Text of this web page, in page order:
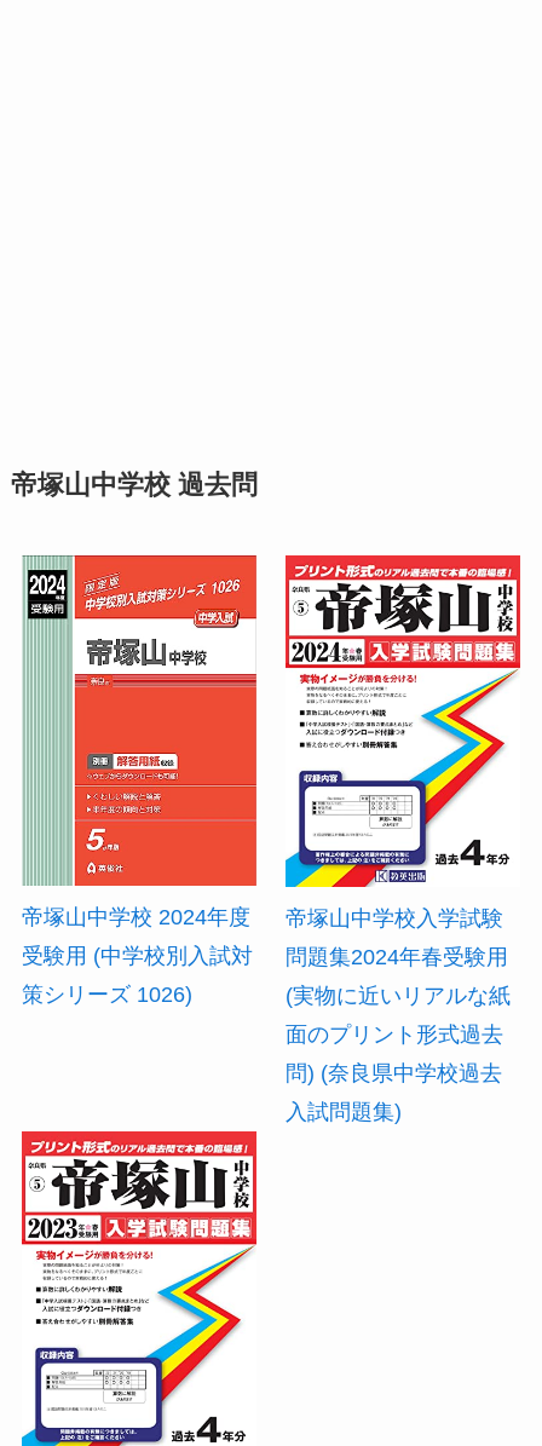
帝塚山中学校 過去問
帝塚山中学校 2024年度
受験用 (中学校別入試対
策シリーズ 1026)
帝塚山中学校入学試験
問題集2024年春受験用
(実物に近いリアルな紙
面のプリント形式過去
問) (奈良県中学校過去
入試問題集)